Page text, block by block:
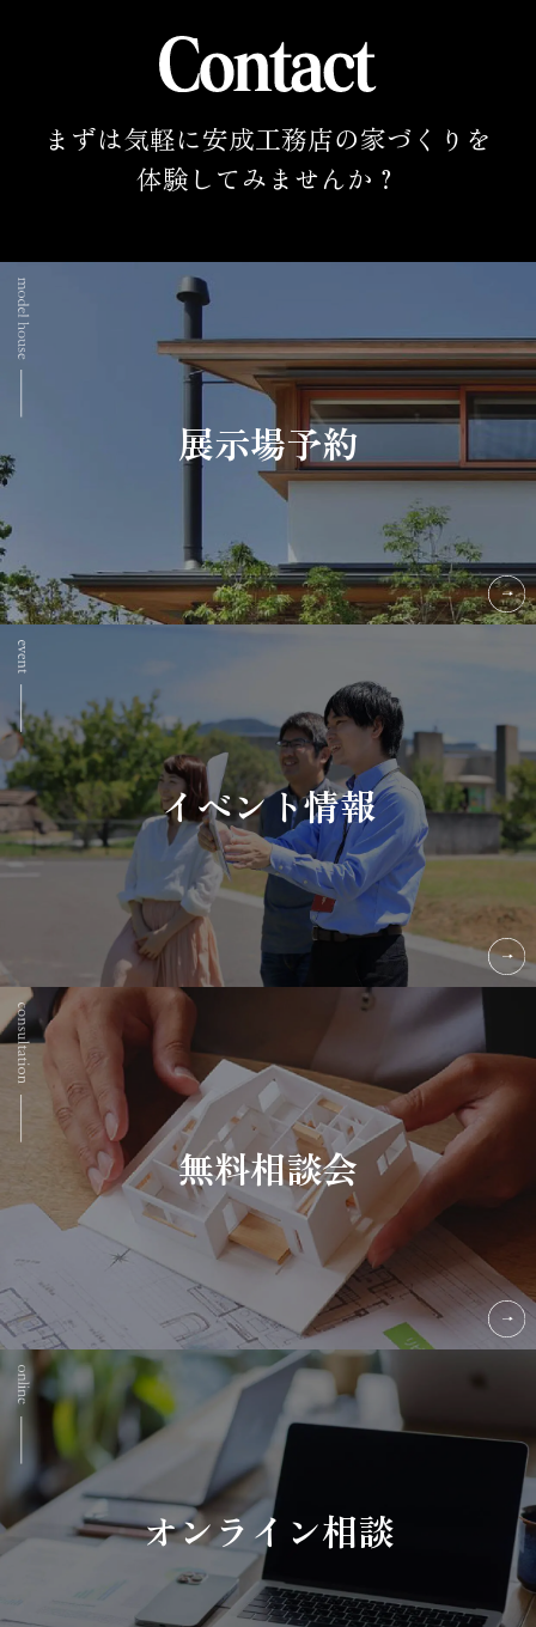
まずは気軽に安成工務店の家づくりを
体験してみませんか？
展示場予約
イベント情報
無料相談会
オンライン相談